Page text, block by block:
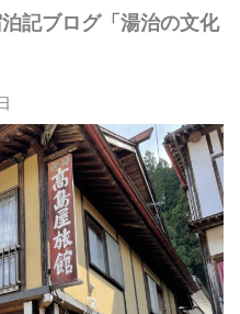
記ブログ「湯治の文化